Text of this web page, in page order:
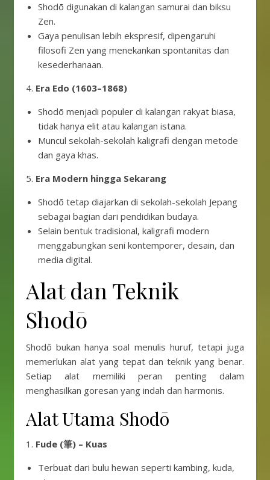
Shodō digunakan di kalangan samurai dan biksu
Zen.
Gaya penulisan lebih ekspresif, dipengaruhi
filosofi Zen yang menekankan spontanitas dan
kesederhanaan.
4. Era Edo (1603–1868)
Shodō menjadi populer di kalangan rakyat biasa,
tidak hanya elit atau kalangan istana.
Muncul sekolah-sekolah kaligrafi dengan metode
dan gaya khas.
5. Era Modern hingga Sekarang
Shodō tetap diajarkan di sekolah-sekolah Jepang
sebagai bagian dari pendidikan budaya.
Selain bentuk tradisional, kaligrafi modern
menggabungkan seni kontemporer, desain, dan
media digital.
Alat dan Teknik
Shodō
Shodō bukan hanya soal menulis huruf, tetapi juga
memerlukan alat yang tepat dan teknik yang benar.
Setiap alat memiliki peran penting dalam
menghasilkan goresan yang indah dan harmonis.
Alat Utama Shodō
1. Fude (筆) – Kuas
Terbuat dari bulu hewan seperti kambing, kuda,